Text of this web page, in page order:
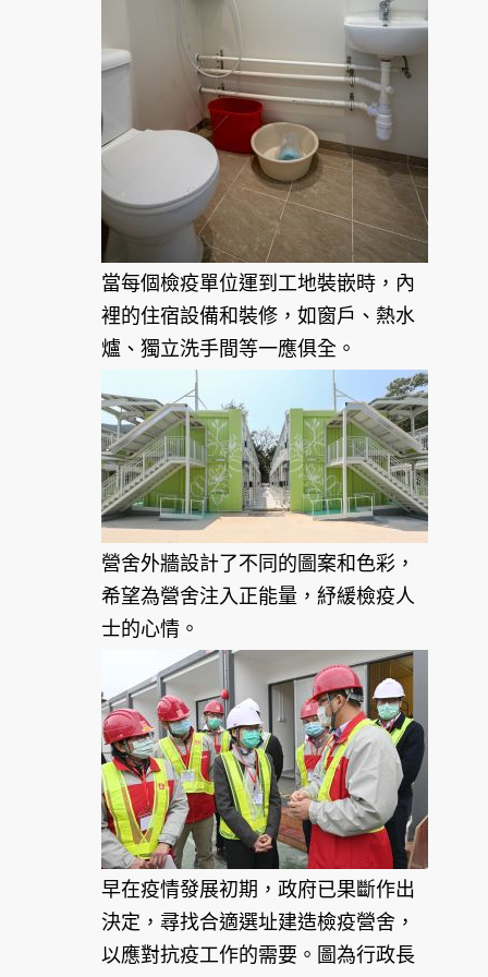
當每個檢疫單位運到工地裝嵌時，內
裡的住宿設備和裝修，如窗戶、熱水
爐、獨立洗手間等一應俱全。
營舍外牆設計了不同的圖案和色彩，
希望為營舍注入正能量，紓緩檢疫人
士的心情。
早在疫情發展初期，政府已果斷作出
決定，尋找合適選址建造檢疫營舍，
以應對抗疫工作的需要。圖為行政長